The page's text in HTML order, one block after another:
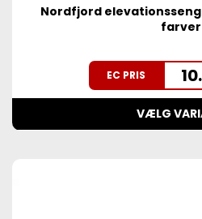
Nordfjord elevationsseng
farver
EC PRIS
VÆLG